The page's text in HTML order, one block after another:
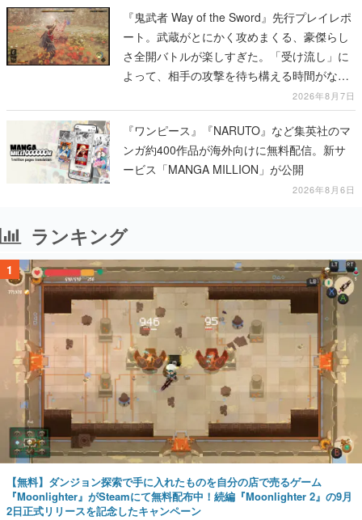
『鬼武者 Way of the Sword』先行プレイレポ
ート。武蔵がとにかく攻めまくる、豪傑らし
さ全開バトルが楽しすぎた。「受け流し」に
よって、相手の攻撃を待ち構える時間がなく
2026年8月7日
『ワンピース』『NARUTO』など集英社のマ
ンガ約400作品が海外向けに無料配信。新サ
ービス「MANGA MILLION」が公開
2026年8月6日
ランキング
1
【無料】ダンジョン探索で手に入れたものを自分の店で売るゲーム
『Moonlighter』がSteamにて無料配布中！続編『Moonlighter 2』の9月
2日正式リリースを記念したキャンペーン